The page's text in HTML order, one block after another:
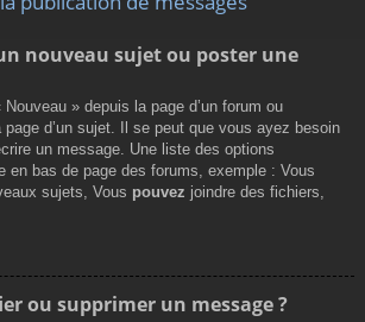
nouveau sujet ou poster une
» depuis la page d’un forum ou
d’un sujet. Il se peut que vous ayez besoin
un message. Une liste des options
en bas de page des forums, exemple : Vous
sujets, Vous pouvez joindre des fichiers,
ou supprimer un message ?